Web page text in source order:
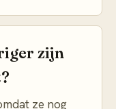
zijn
ze nog